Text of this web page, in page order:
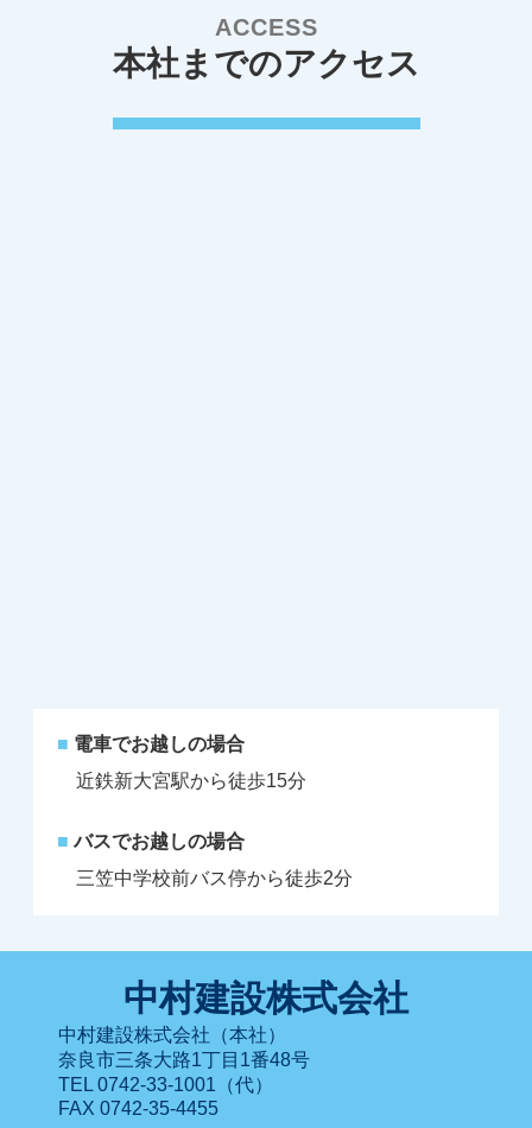
ACCESS
本社までのアクセス
■ 電車でお越しの場合
近鉄新大宮駅から徒歩15分
■ バスでお越しの場合
三笠中学校前バス停から徒歩2分
中村建設株式会社
中村建設株式会社（本社）
奈良市三条大路1丁目1番48号
TEL 0742-33-1001（代）
FAX 0742-35-4455